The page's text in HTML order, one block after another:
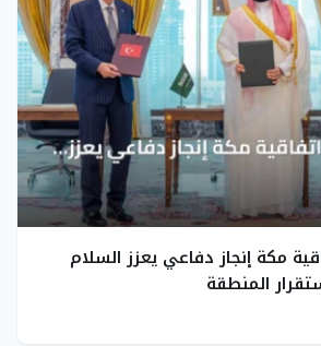
مكة إنجاز دفاعي يعزز السلام
المنطقة